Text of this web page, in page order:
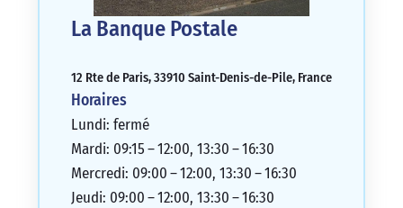
La Banque Postale
12 Rte de Paris, 33910 Saint-Denis-de-Pile, France
Horaires
Lundi: fermé
Mardi: 09:15 – 12:00, 13:30 – 16:30
Mercredi: 09:00 – 12:00, 13:30 – 16:30
Jeudi: 09:00 – 12:00, 13:30 – 16:30